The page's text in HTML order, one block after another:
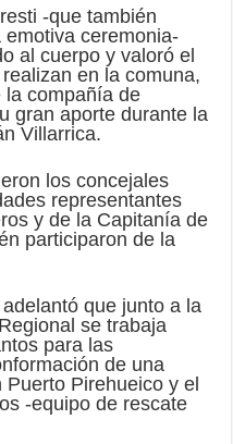
-que también
ceremonia-
al cuerpo y valoró el
en la comuna,
la compañía de
gran aporte durante la
Villarrica.
los concejales
representantes
y de la Capitanía de
participaron de la
que junto a la
se trabaja
para las
de una
Pirehueico y el
-equipo de rescate